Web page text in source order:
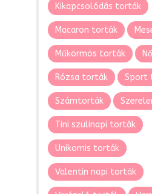
Kikapcsolódás torták
Macaron torták
Műkörmös torták
Rózsa torták Sport
Számtorták
Tini szülinapi torták
Unikornis torták
Valentin napi torták